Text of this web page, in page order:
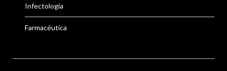
Infectología
Farmacéutica